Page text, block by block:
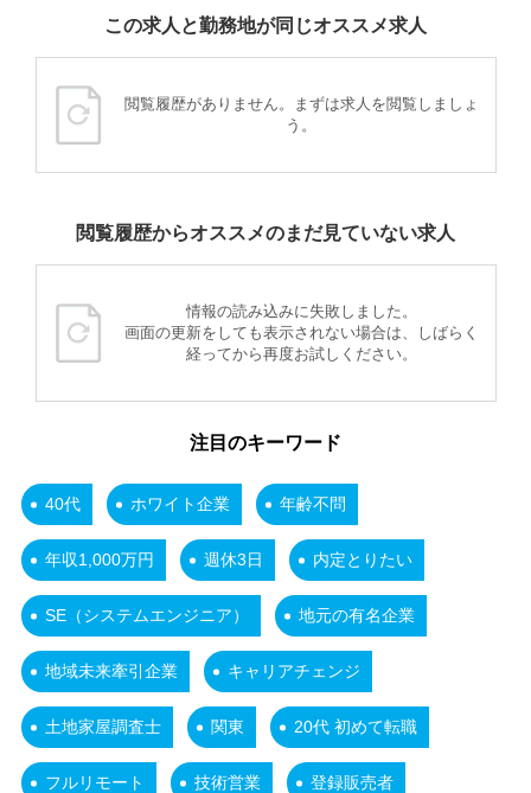
この求人と勤務地が同じオススメ求人
閲覧履歴がありません。まずは求人を閲覧しましょ
う。
閲覧履歴からオススメのまだ見ていない求人
情報の読み込みに失敗しました。
画面の更新をしても表示されない場合は、しばらく
経ってから再度お試しください。
注目のキーワード
40代 ホワイト企業 年齢不問
年収1,000万円 週休3日 内定とりたい
SE（システムエンジニア） 地元の有名企業
地域未来牽引企業 キャリアチェンジ
土地家屋調査士 関東 20代 初めて転職
フルリモート 技術営業 登録販売者